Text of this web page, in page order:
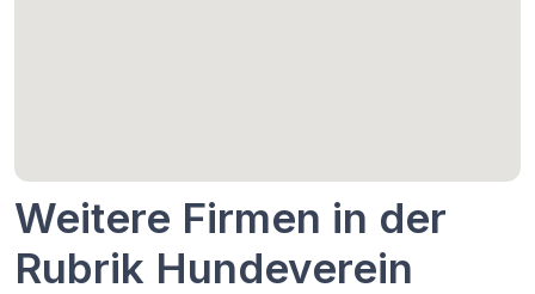
Weitere Firmen in der
Rubrik Hundeverein